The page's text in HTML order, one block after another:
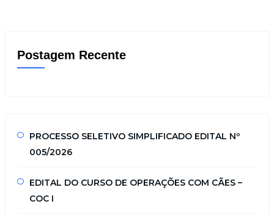
Postagem Recente
PROCESSO SELETIVO SIMPLIFICADO EDITAL Nº
005/2026
EDITAL DO CURSO DE OPERAÇÕES COM CÃES –
COC I